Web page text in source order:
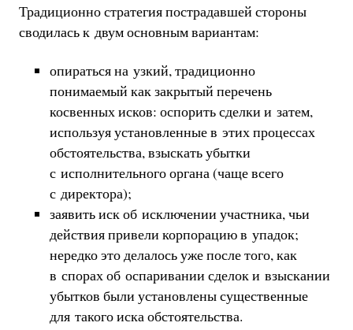
Традиционно стратегия пострадавшей стороны
сводилась к двум основным вариантам:
опираться на узкий, традиционно
понимаемый как закрытый перечень
косвенных исков: оспорить сделки и затем,
используя установленные в этих процессах
обстоятельства, взыскать убытки
с исполнительного органа (чаще всего
с директора);
заявить иск об исключении участника, чьи
действия привели корпорацию в упадок;
нередко это делалось уже после того, как
в спорах об оспаривании сделок и взыскании
убытков были установлены существенные
для такого иска обстоятельства.